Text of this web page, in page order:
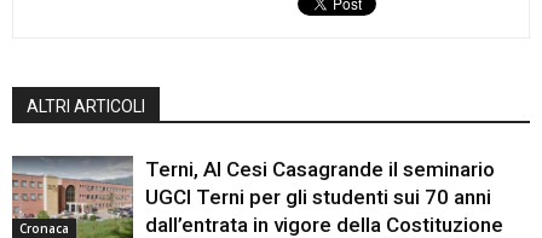
ALTRI ARTICOLI
Cronaca
Terni, Al Cesi Casagrande il seminario
UGCI Terni per gli studenti sui 70 anni
dall’entrata in vigore della Costituzione